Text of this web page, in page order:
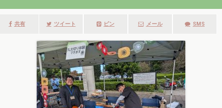
共有 ツイート ピン メール SMS